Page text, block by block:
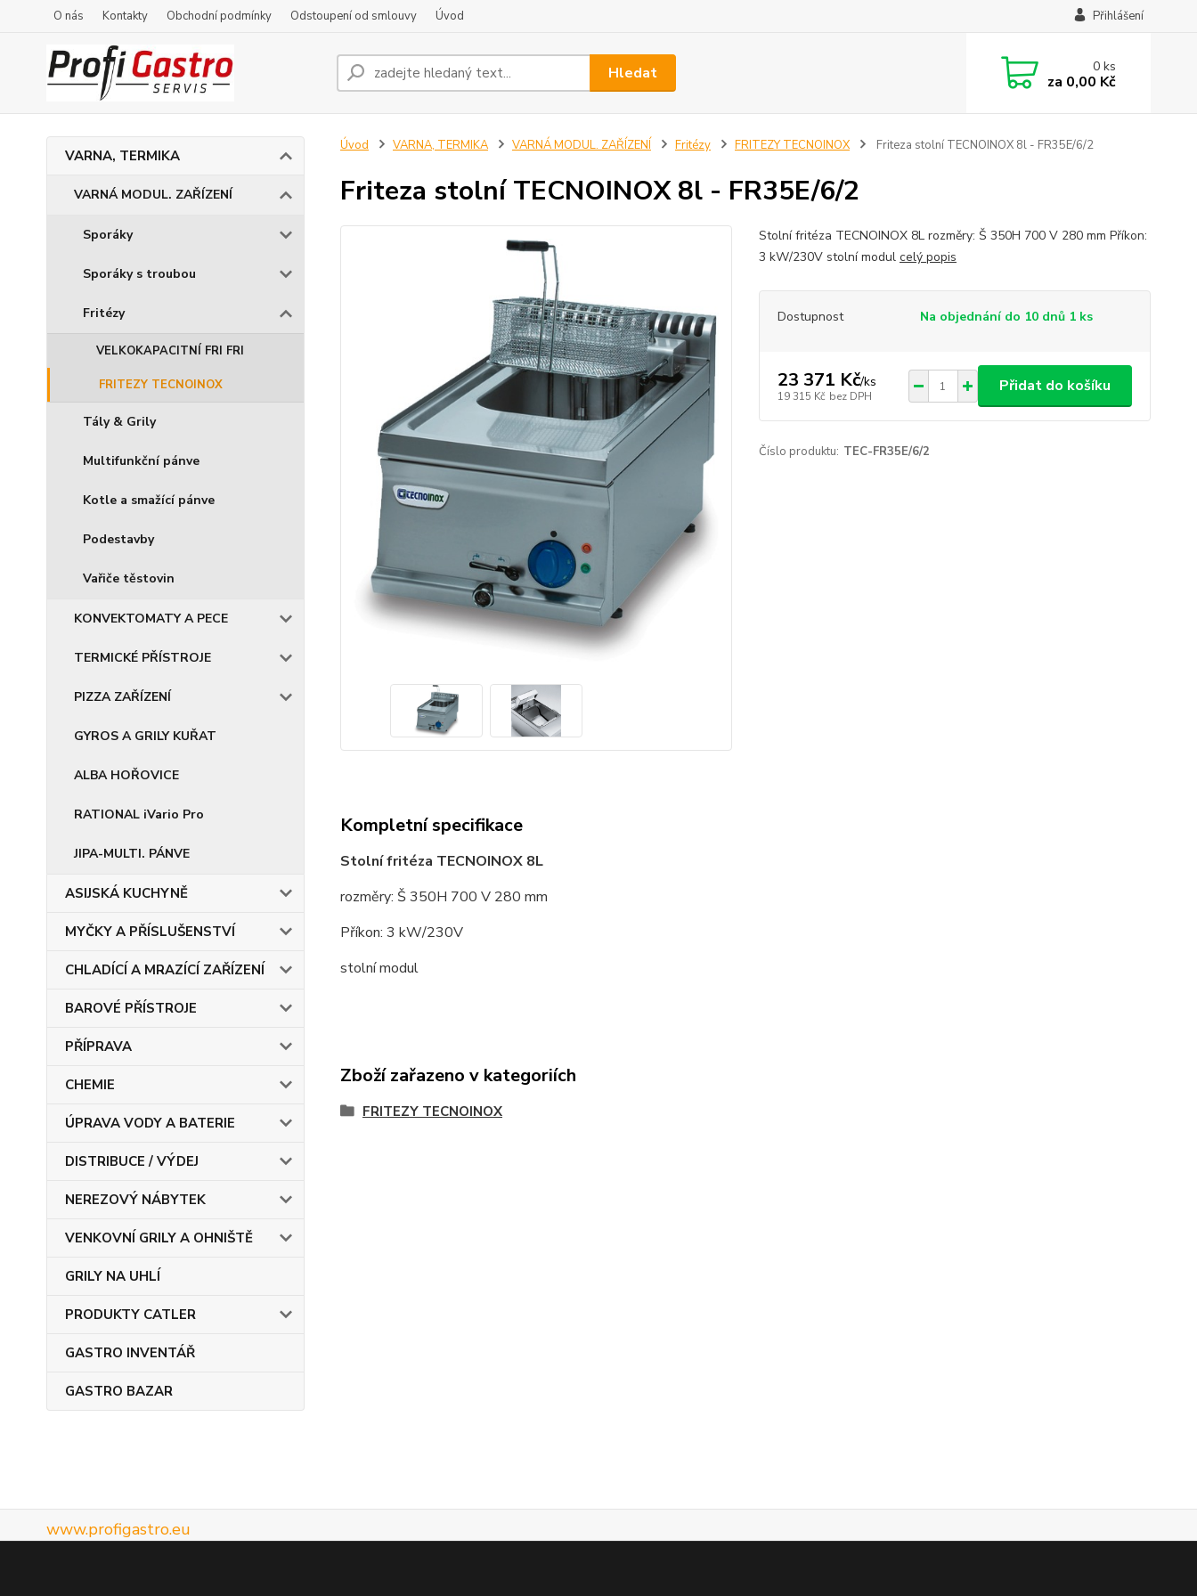
O nás Kontakty Obchodní podmínky Odstoupení od smlouvy Úvod Přihlášení
Hledat 0ks
za 0,00 Kč
VARNA, TERMIKA
VARNÁ MODUL. ZAŘÍZENÍ
Sporáky
Sporáky s troubou
Fritézy
VELKOKAPACITNÍ FRI FRI
FRITEZY TECNOINOX
Tály & Grily
Multifunkční pánve
Kotle a smažící pánve
Podestavby
Vařiče těstovin
KONVEKTOMATY A PECE
TERMICKÉ PŘÍSTROJE
PIZZA ZAŘÍZENÍ
GYROS A GRILY KUŘAT
ALBA HOŘOVICE
RATIONAL iVario Pro
JIPA-MULTI. PÁNVE
ASIJSKÁ KUCHYNĚ
MYČKY A PŘÍSLUŠENSTVÍ
CHLADÍCÍ A MRAZÍCÍ ZAŘÍZENÍ
BAROVÉ PŘÍSTROJE
PŘÍPRAVA
CHEMIE
ÚPRAVA VODY A BATERIE
DISTRIBUCE / VÝDEJ
NEREZOVÝ NÁBYTEK
VENKOVNÍ GRILY A OHNIŠTĚ
GRILY NA UHLÍ
PRODUKTY CATLER
GASTRO INVENTÁŘ
GASTRO BAZAR
Úvod VARNA, TERMIKA VARNÁ MODUL. ZAŘÍZENÍ Fritézy FRITEZY TECNOINOX Friteza stolní TECNOINOX 8l - FR35E/6/2
Friteza stolní TECNOINOX 8l - FR35E/6/2
Stolní fritéza TECNOINOX 8L rozměry: Š 350H 700 V 280 mm Příkon:
3 kW/230V stolní modul celý popis
Dostupnost Na objednání do 10 dnů 1 ks
23 371 Kč/ks
19 315 Kč bez DPH
Přidat do košíku
Číslo produktu: TEC-FR35E/6/2
Kompletní specifikace
Stolní fritéza TECNOINOX 8L
rozměry: Š 350H 700 V 280 mm
Příkon: 3 kW/230V
stolní modul
Zboží zařazeno v kategoriích
FRITEZY TECNOINOX
www.profigastro.eu